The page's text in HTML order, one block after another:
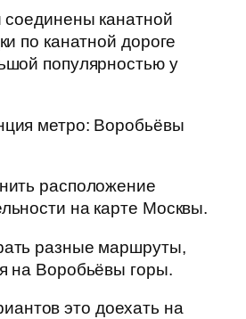
соединены канатной
по канатной дороге
популярностью у
метро: Воробьёвы
расположение
на карте Москвы.
разные маршруты,
на Воробьёвы горы.
это доехать на